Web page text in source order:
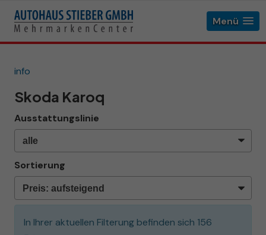
Menü
info
Skoda Karoq
Ausstattungslinie
Sortierung
In Ihrer aktuellen Filterung befinden sich 156